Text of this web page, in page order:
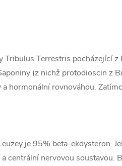
Terrestris pocházející
(z nichž protodioscin z
hormonální rovnováhou.
je 95% beta-ekdysteron.
centrální nervovou soustavou.